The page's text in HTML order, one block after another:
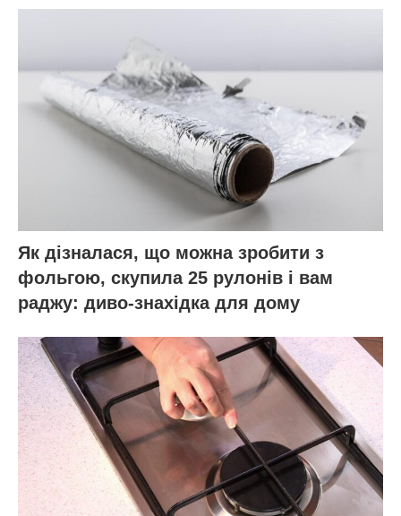
Як дізналася, що можна зробити з
фольгою, скупила 25 рулонів і вам
раджу: диво-знахідка для дому